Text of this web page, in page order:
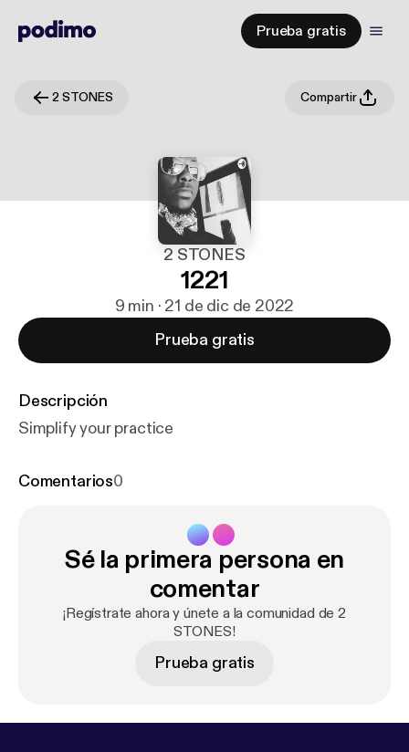
Prueba gratis
2 STONES Compartir
2 STONES
1221
9 min · 21 de dic de 2022
Prueba gratis
Descripción
Simplify your practice
Comentarios0
Sé la primera persona en
comentar
¡Regístrate ahora y únete a la comunidad de 2
STONES!
Prueba gratis